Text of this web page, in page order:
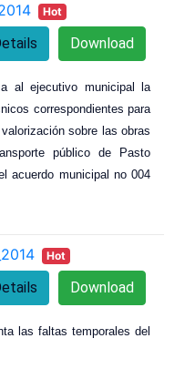
Hot
Download
al ejecutivo municipal la
correspondientes para
sobre las obras
público de Pasto
acuerdo municipal no 004
Hot
Download
las faltas temporales del